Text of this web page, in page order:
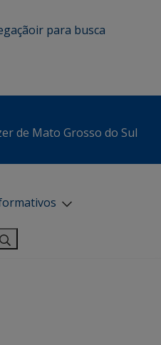
ir para busca
de Mato Grosso do Sul